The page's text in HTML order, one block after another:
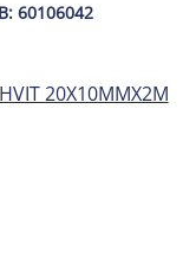
60106042